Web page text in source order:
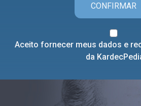
CONFIRMAR
Aceito fornecer meus dados e
da